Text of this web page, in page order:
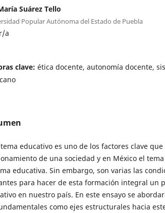
Suárez Tello
Popular Autónoma del Estado de Puebla
a
clave: ética docente, autonomía docente,
educativo es uno de los factores clave
de una sociedad y en México el
educativa. Sin embargo, son varias las
para hacer de esta formación integral un
en nuestro país. En este ensayo se
como ejes estructurales hacia